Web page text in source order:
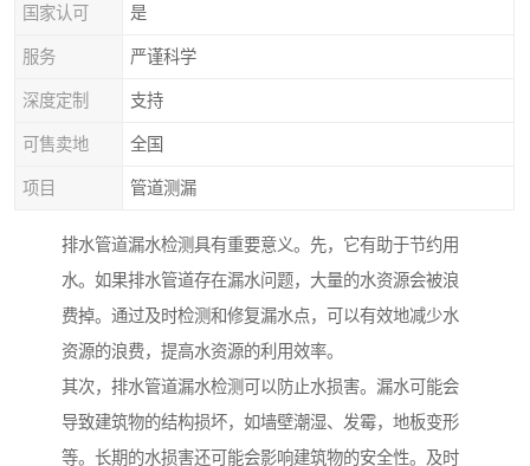
国家认可 是
服务 严谨科学
深度定制 支持
可售卖地 全国
项目 管道测漏
排水管道漏水检测具有重要意义。先，它有助于节约用
水。如果排水管道存在漏水问题，大量的水资源会被浪
费掉。通过及时检测和修复漏水点，可以有效地减少水
资源的浪费，提高水资源的利用效率。
其次，排水管道漏水检测可以防止水损害。漏水可能会
导致建筑物的结构损坏，如墙壁潮湿、发霉，地板变形
等。长期的水损害还可能会影响建筑物的安全性。及时